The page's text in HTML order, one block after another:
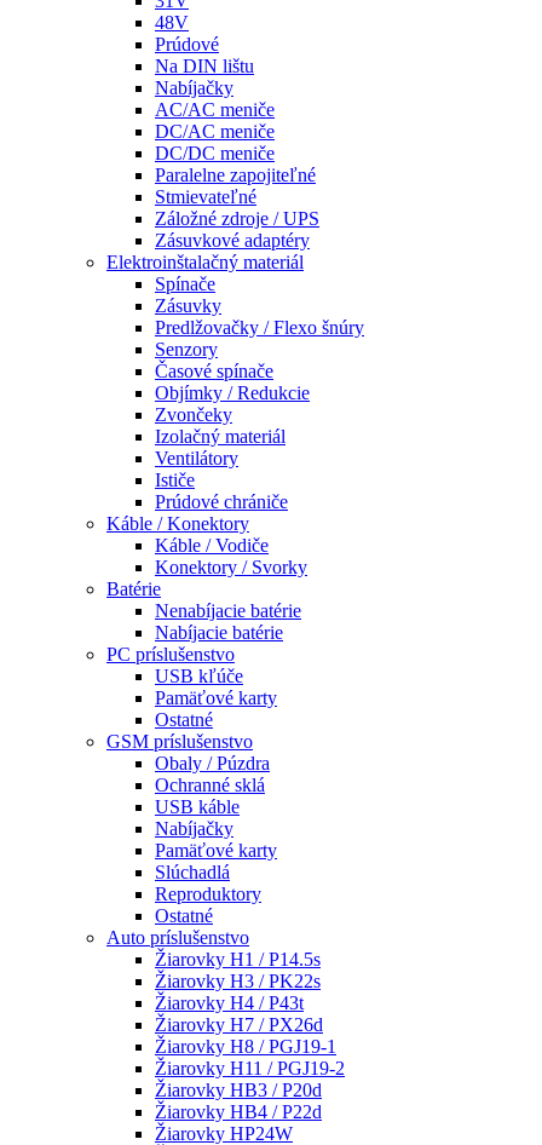
48V
Prúdové
Na DIN lištu
Nabíjačky
AC/AC meniče
DC/AC meniče
DC/DC meniče
Paralelne zapojiteľné
Stmievateľné
Záložné zdroje / UPS
Zásuvkové adaptéry
Elektroinštalačný materiál
Spínače
Zásuvky
Predlžovačky / Flexo šnúry
Senzory
Časové spínače
Objímky / Redukcie
Zvončeky
Izolačný materiál
Ventilátory
Ističe
Prúdové chrániče
Káble / Konektory
Káble / Vodiče
Konektory / Svorky
Batérie
Nenabíjacie batérie
Nabíjacie batérie
PC príslušenstvo
USB kľúče
Pamäťové karty
Ostatné
GSM príslušenstvo
Obaly / Púzdra
Ochranné sklá
USB káble
Nabíjačky
Pamäťové karty
Slúchadlá
Reproduktory
Ostatné
Auto príslušenstvo
Žiarovky H1 / P14.5s
Žiarovky H3 / PK22s
Žiarovky H4 / P43t
Žiarovky H7 / PX26d
Žiarovky H8 / PGJ19-1
Žiarovky H11 / PGJ19-2
Žiarovky HB3 / P20d
Žiarovky HB4 / P22d
Žiarovky HP24W